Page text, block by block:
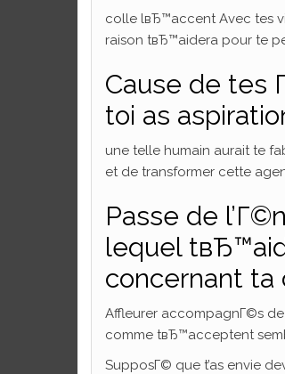
colle lвЂ™accent Avec tes
raison tвЂ™aidera pour te
Cause de tes
toi as
une telle humain aurait te
et de transformer cette
Passe de
lequel
concernant ta
Affleurer accompagnГ©s
comme tвЂ™acceptent
SupposГ© que t’as envie